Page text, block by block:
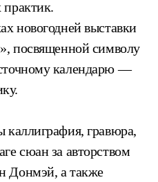
новогодней выставки
посвященной символу
календарю —
каллиграфия, гравюра,
сюан за авторством
Донмэй, а также